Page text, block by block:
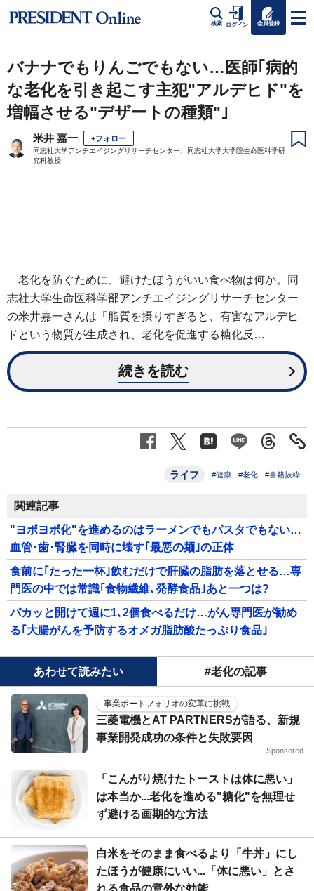
検索 ログイン 会員登録
バナナでもりんごでもない…医師｢病的
な老化を引き起こす主犯"アルデヒド"を
増幅させる"デザートの種類"｣
米井 嘉一 +フォロー
同志社大学アンチエイジングリサーチセンター、同志社大学大学院生命医科学研
究科教授
老化を防ぐために、避けたほうがいい食べ物は何か。同
志社大学生命医科学部アンチエイジングリサーチセンター
の米井嘉一さんは「脂質を摂りすぎると、有害なアルデヒ
ドという物質が生成され、老化を促進する糖化反…
続きを読む
ライフ #健康 #老化 #書籍抜粋
関連記事
"ヨボヨボ化"を進めるのはラーメンでもパスタでもない…
血管･歯･腎臓を同時に壊す｢最悪の麺｣の正体
食前に｢たった一杯｣飲むだけで肝臓の脂肪を落とせる…専
門医の中では常識｢食物繊維､発酵食品｣あと一つは?
パカッと開けて週に1､2個食べるだけ…がん専門医が勧め
る｢大腸がんを予防するオメガ脂肪酸たっぷり食品｣
あわせて読みたい #老化の記事
事業ポートフォリオの変革に挑戦
三菱電機とAT PARTNERSが語る、新規
事業開発成功の条件と失敗要因
Sponsored
「こんがり焼けたトーストは体に悪い」
は本当か...老化を進める"糖化"を無理せ
ず避ける画期的な方法
白米をそのまま食べるより「牛丼」にし
たほうが健康にいい...「体に悪い」とさ
れる食品の意外な効能